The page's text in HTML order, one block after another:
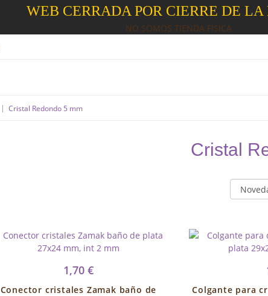
WEB CERRADA POR CIERRE DE LA
NO SOMOS TIENDA FISICA
| Cristal Redondo 5 mm
Cristal
1,70 €
Conector cristales Zamak baño de
Colgante para